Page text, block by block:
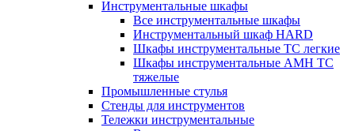
Инструментальные шкафы
Все инструментальные шкафы
Инструментальный шкаф HARD
Шкафы инструментальные ТС легкие
Шкафы инструментальные AMH TC
тяжелые
Промышленные стулья
Стенды для инструментов
Тележки инструментальные